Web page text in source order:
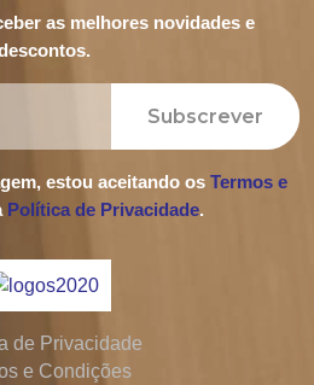
as melhores novidades e
Subscrever
estou aceitando os Termos e
Política de Privacidade.
de Privacidade
e Condições